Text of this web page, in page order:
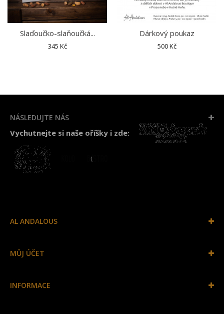
Slaďoučko-slaňoučká...
345 Kč
Dárkový poukaz
500 Kč
NÁSLEDUJTE NÁS
Vychutnejte si naše oříšky i zde:
AL ANDALOUS
MŮJ ÚČET
INFORMACE